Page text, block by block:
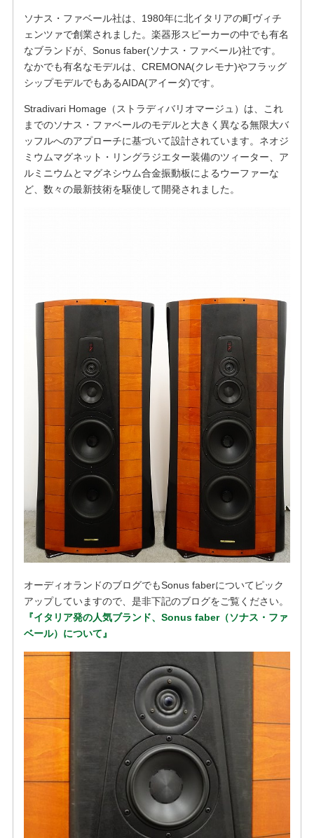
ソナス・ファベール社は、1980年に北イタリアの町ヴィチ
ェンツァで創業されました。楽器形スピーカーの中でも有名
なブランドが、Sonus faber(ソナス・ファベール)社です。
なかでも有名なモデルは、CREMONA(クレモナ)やフラッグ
シップモデルでもあるAIDA(アイーダ)です。
Stradivari Homage（ストラディバリオマージュ）は、これ
までのソナス・ファベールのモデルと大きく異なる無限大バ
ッフルへのアプローチに基づいて設計されています。ネオジ
ミウムマグネット・リングラジエター装備のツィーター、ア
ルミニウムとマグネシウム合金振動板によるウーファーな
ど、数々の最新技術を駆使して開発されました。
オーディオランドのブログでもSonus faberについてピック
アップしていますので、是非下記のブログをご覧ください。
『イタリア発の人気ブランド、Sonus faber（ソナス・ファ
ベール）について』